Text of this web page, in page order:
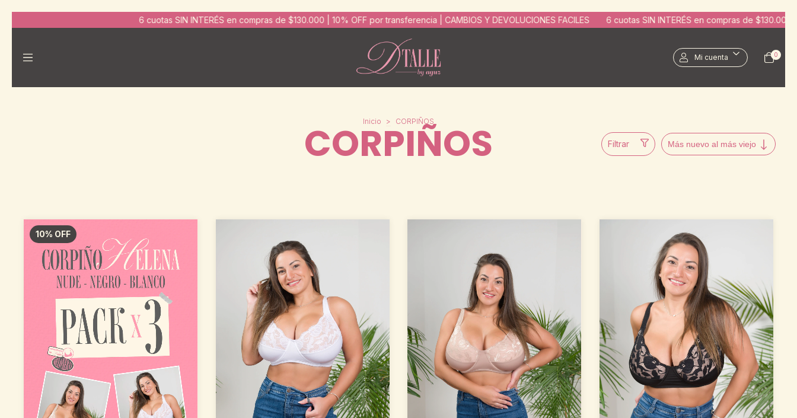
6 cuotas SIN INTERÉS en compras de $130.000 | 10% OFF por transferencia | CAMBIOS Y DEVOLUCIONES FACILES 6 cuotas SIN INTERÉS en compras de $130.000 | 10% OFF por transferencia |
Mi cuenta 0
Inicio > CORPIÑOS
CORPIÑOS Filtrar
10% OFF